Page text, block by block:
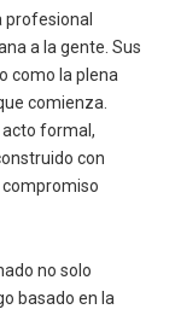
profesional
a la gente. Sus
como la plena
comienza.
acto formal,
con
no solo
basado en la